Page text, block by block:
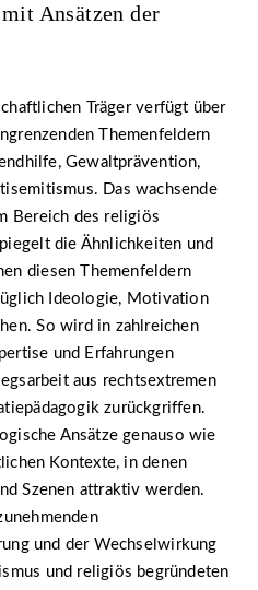
Ansätzen der
Träger verfügt über
Themenfeldern
Gewaltprävention,
Das wachsende
Bereich des religiös
die Ähnlichkeiten und
diesen Themenfeldern
Ideologie, Motivation
So wird in zahlreichen
und Erfahrungen
aus rechtsextremen
zurückgriffen.
Ansätze genauso wie
Kontexte, in denen
Szenen attraktiv werden.
und der Wechselwirkung
und religiös begründeten